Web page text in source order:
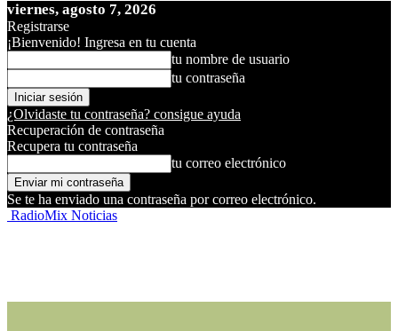
viernes, agosto 7, 2026
Registrarse
¡Bienvenido! Ingresa en tu cuenta
tu nombre de usuario
tu contraseña
¿Olvidaste tu contraseña? consigue ayuda
Recuperación de contraseña
Recupera tu contraseña
tu correo electrónico
Se te ha enviado una contraseña por correo electrónico.
RadioMix Noticias